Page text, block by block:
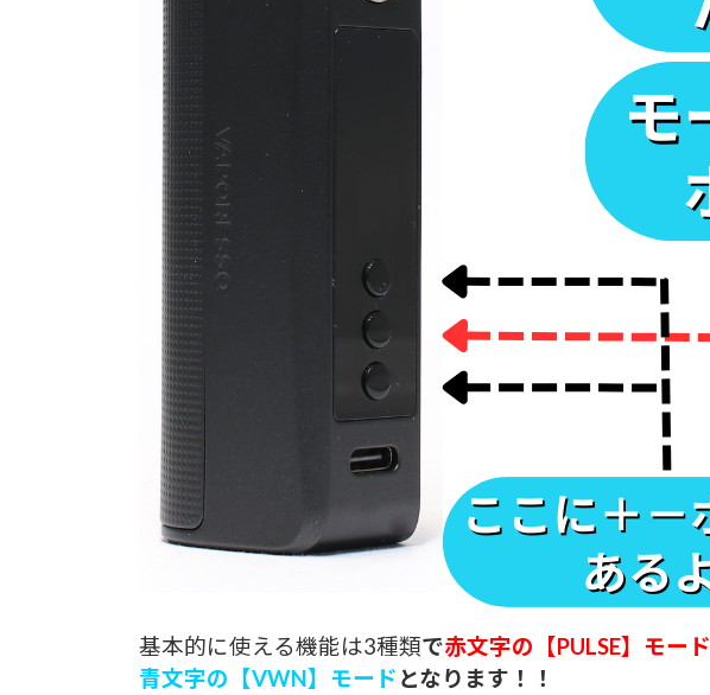
基本的に使える機能は3種類で赤文字の【PULSE】モード
青文字の【VWN】モード となります！！